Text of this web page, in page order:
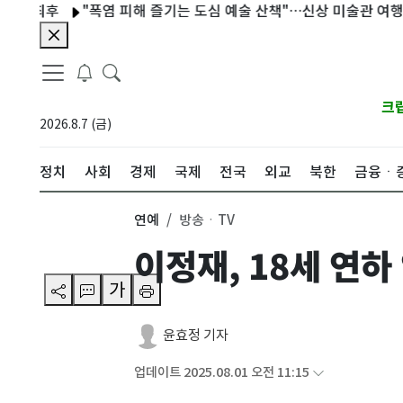
"폭염 피해 즐기는 도심 예술 산책"…신상 미술관 여행 어떠세요
2026.8.7 (금)
크
정치 사회 경제 국제 전국 외교 북한 금융ㆍ
가
연예 방송ㆍTV
이정재, 18세 연
윤효정 기자
업데이트 2025.08.01 오전 11:15